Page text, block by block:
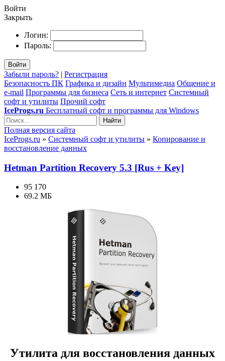
Войти
Закрыть
Логин:
Пароль:
Войти
Забыли пароль? | Регистрация
Безопасность ПК Графика и дизайн Мультимедиа Общение и
e-mail Программы для бизнеса Сеть и интернет Системный
софт и утилиты Прочий софт
IceProgs.ru Бесплатный софт и программы для Windows
Найти
Полная версия сайта
IceProgs.ru » Системный софт и утилиты » Копирование и
восстановление данных
Hetman Partition Recovery 5.3 [Rus + Key]
95 170
69.2 МБ
Утилита для восстановления данных